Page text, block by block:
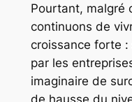
Pourtant, malgré
continuons de
croissance forte
par les
imaginaire de
de hausse du